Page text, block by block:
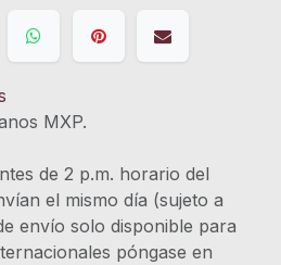
MXP.
IVA
de 2 p.m. horario del
el mismo día (sujeto a
envío solo disponible para
póngase en